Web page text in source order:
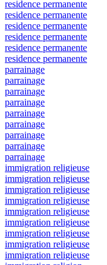
residence permanente
residence permanente
residence permanente
residence permanente
residence permanente
residence permanente
parrainage
parrainage
parrainage
parrainage
parrainage
parrainage
parrainage
parrainage
parrainage
immigration religieuse
immigration religieuse
immigration religieuse
immigration religieuse
immigration religieuse
immigration religieuse
immigration religieuse
immigration religieuse
immigration religieuse